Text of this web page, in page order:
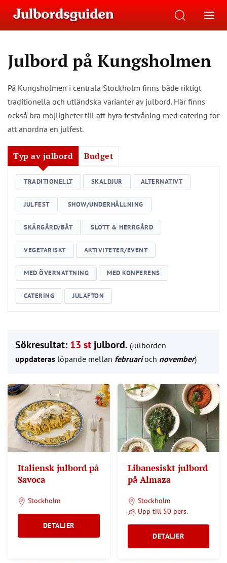
Julbord på Kungsholmen
På Kungsholmen i centrala Stockholm finns både riktigt
traditionella och utländska varianter av julbord. Här finns
också bra möjligheter till att hyra festvåning med catering för
att anordna en julfest.
Typ av julbord Budget
TRADITIONELLT SKALDJUR ALTERNATIVT
JULFEST SHOW/UNDERHÅLLNING
SKÄRGÅRD/BÅT SLOTT & HERRGÅRD
VEGETARISKT AKTIVITETER/EVENT
MED ÖVERNATTNING MED KONFERENS
CATERING JULAFTON
Sökresultat: 13 st julbord. (Julborden
uppdateras löpande mellan februarioch november)
Italiensk julbord på
Savoca
Stockholm
DETALJER
Libanesiskt julbord
på Almaza
Stockholm
Upp till 50 pers.
DETALJER